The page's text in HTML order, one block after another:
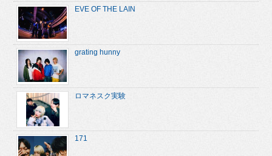
EVE OF THE LAIN
grating hunny
ロマネスク実験
171